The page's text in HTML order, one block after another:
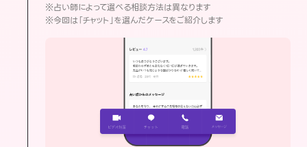
※占い師によって選べる相談方法は異なります
※今回は「チャット」を選んだケースをご紹介します